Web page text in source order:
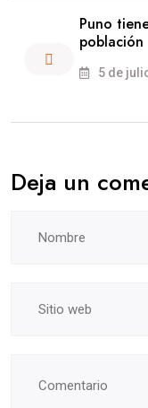
Puno
población
5 de
Deja un